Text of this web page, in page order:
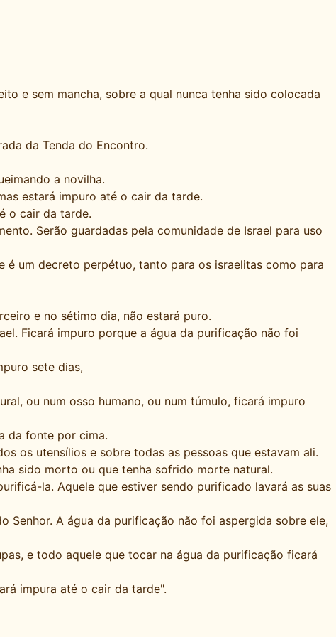
e sem mancha, sobre a qual nunca tenha sido colocada
da Tenda do Encontro.
a novilha.
estará impuro até o cair da tarde.
o cair da tarde.
Serão guardadas pela comunidade de Israel para uso
é um decreto perpétuo, tanto para os israelitas como para
e no sétimo dia, não estará puro.
Ficará impuro porque a água da purificação não foi
sete dias,
ou num osso humano, ou num túmulo, ficará impuro
da fonte por cima.
os utensílios e sobre todas as pessoas que estavam ali.
sido morto ou que tenha sofrido morte natural.
la. Aquele que estiver sendo purificado lavará as suas
Senhor. A água da purificação não foi aspergida sobre ele,
e todo aquele que tocar na água da purificação ficará
impura até o cair da tarde".